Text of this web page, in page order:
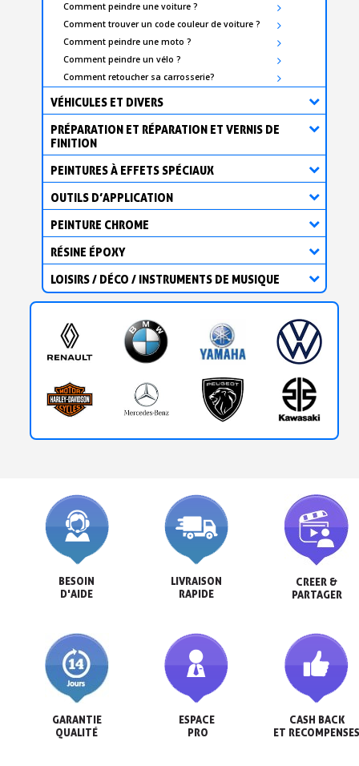
Comment peindre une voiture ?
Comment trouver un code couleur de voiture ?
Comment peindre une moto ?
Comment peindre un vélo ?
Comment retoucher sa carrosserie?
VÉHICULES ET DIVERS
PRÉPARATION ET RÉPARATION ET VERNIS DE
FINITION
PEINTURES À EFFETS SPÉCIAUX
OUTILS D’APPLICATION
PEINTURE CHROME
RÉSINE ÉPOXY
LOISIRS / DÉCO / INSTRUMENTS DE MUSIQUE
BESOIN
D'AIDE
LIVRAISON
RAPIDE
CREER &
PARTAGER
GARANTIE
QUALITÉ
ESPACE
PRO
CASH BACK
ET